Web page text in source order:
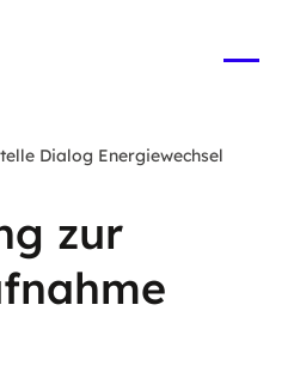
Dialog Energiewechsel
zur